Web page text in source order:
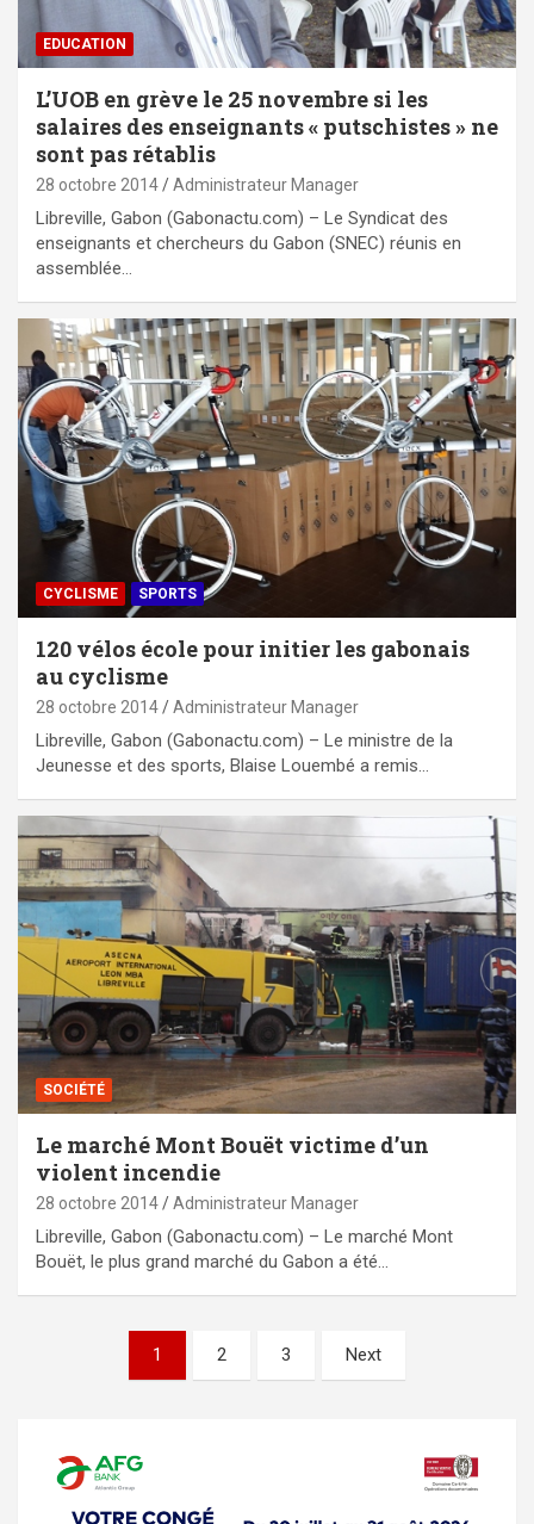
EDUCATION
L’UOB en grève le 25 novembre si les
salaires des enseignants « putschistes » ne
sont pas rétablis
28 octobre 2014 Administrateur Manager
Libreville, Gabon (Gabonactu.com) – Le Syndicat des
enseignants et chercheurs du Gabon (SNEC) réunis en
assemblée…
CYCLISME SPORTS
120 vélos école pour initier les gabonais
au cyclisme
28 octobre 2014 Administrateur Manager
Libreville, Gabon (Gabonactu.com) – Le ministre de la
Jeunesse et des sports, Blaise Louembé a remis…
SOCIÉTÉ
Le marché Mont Bouët victime d’un
violent incendie
28 octobre 2014 Administrateur Manager
Libreville, Gabon (Gabonactu.com) – Le marché Mont
Bouët, le plus grand marché du Gabon a été…
Pagination
1 2 3 Next